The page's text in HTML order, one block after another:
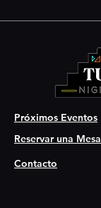
Próximos Eventos
Reservar una Mesa
Contacto